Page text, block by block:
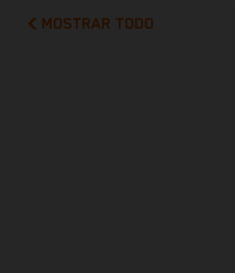
MOSTRAR TODO